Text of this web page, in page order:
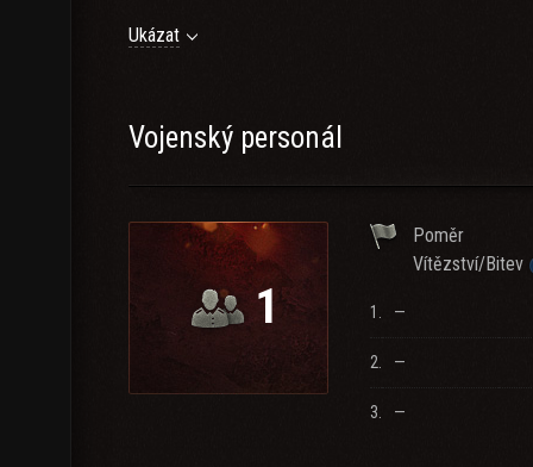
52QUEEN
theXIMIK
HarDTreSH
Ukázat
Vojenský personál
1
Poměr
Vítězství/Bitev
1. —
2. —
3. —